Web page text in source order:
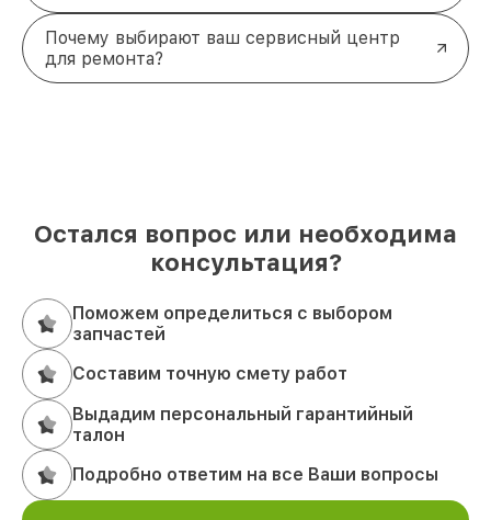
Почему выбирают ваш сервисный центр
для ремонта?
Остался вопрос или необходима
консультация?
Поможем определиться с выбором
запчастей
Составим точную смету работ
Выдадим персональный гарантийный
талон
Подробно ответим на все Ваши вопросы